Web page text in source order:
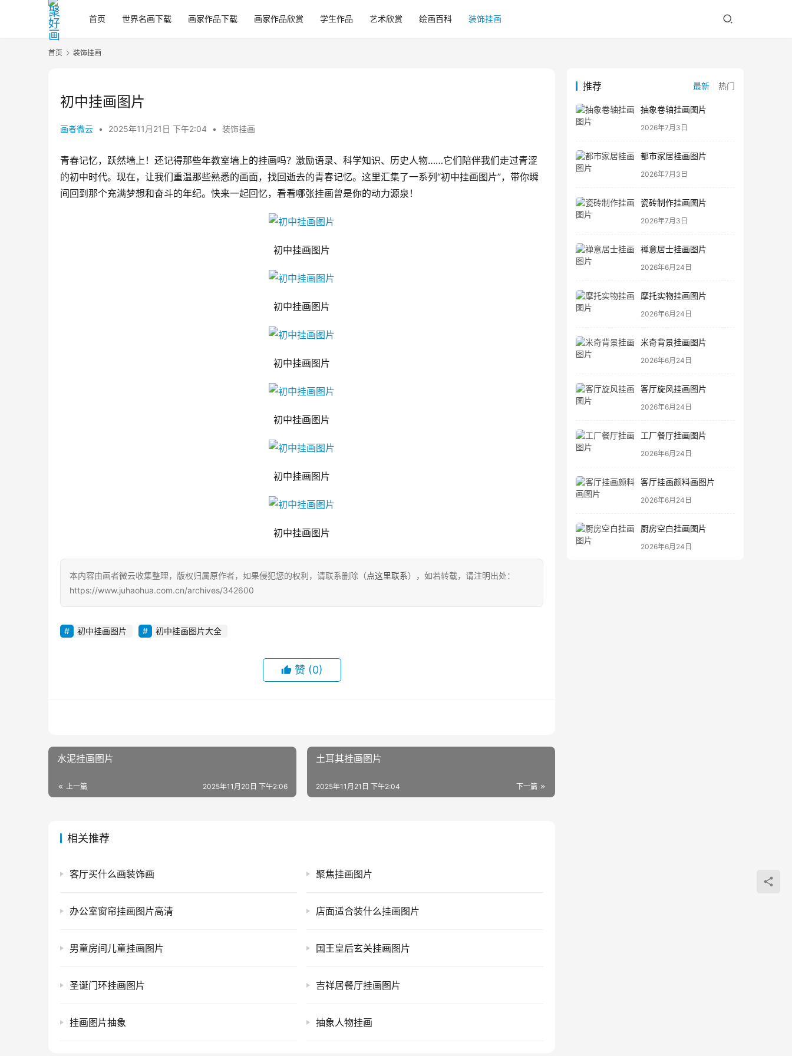
首页 世界名画下载 画家作品下载 画家作品欣赏 学生作品 艺术欣赏 绘画百科 装饰挂画
首页 装饰挂画
初中挂画图片
画者微云 • 2025年11月21日 下午2:04 • 装饰挂画
青春记忆，跃然墙上！还记得那些年教室墙上的挂画吗？激励语录、科学知识、历史人物……它们陪伴我们走过青涩
的初中时代。现在，让我们重温那些熟悉的画面，找回逝去的青春记忆。这里汇集了一系列“初中挂画图片”，带你瞬
间回到那个充满梦想和奋斗的年纪。快来一起回忆，看看哪张挂画曾是你的动力源泉！
初中挂画图片
初中挂画图片
初中挂画图片
初中挂画图片
初中挂画图片
初中挂画图片
本内容由画者微云收集整理，版权归属原作者，如果侵犯您的权利，请联系删除（点这里联系），如若转载，请注明出处：
https://www.juhaohua.com.cn/archives/342600
初中挂画图片 初中挂画图片大全
赞 (0)
水泥挂画图片
上一篇 2025年11月20日 下午2:06
土耳其挂画图片
下一篇
2025年11月21日 下午2:04
相关推荐
客厅买什么画装饰画 聚焦挂画图片
办公室窗帘挂画图片高清 店面适合装什么挂画图片
男童房间儿童挂画图片 国王皇后玄关挂画图片
圣诞门环挂画图片 吉祥居餐厅挂画图片
挂画图片抽象 抽象人物挂画
推荐 最新 热门
抽象卷轴挂画图片
2026年7月3日
都市家居挂画图片
2026年7月3日
瓷砖制作挂画图片
2026年7月3日
禅意居士挂画图片
2026年6月24日
摩托实物挂画图片
2026年6月24日
米奇背景挂画图片
2026年6月24日
客厅旋风挂画图片
2026年6月24日
工厂餐厅挂画图片
2026年6月24日
客厅挂画颜料画图片
2026年6月24日
厨房空白挂画图片
2026年6月24日